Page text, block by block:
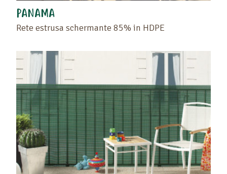
PANAMA
Rete estrusa schermante 85% in HDPE